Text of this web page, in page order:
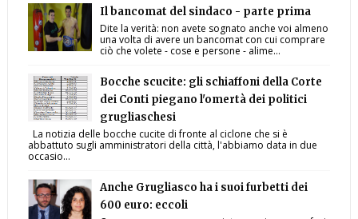
Il bancomat del sindaco - parte prima
Dite la verità: non avete sognato anche voi almeno
una volta di avere un bancomat con cui comprare
ciò che volete - cose e persone - alime...
Bocche scucite: gli schiaffoni della Corte
dei Conti piegano l'omertà dei politici
grugliaschesi
La notizia delle bocche cucite di fronte al ciclone che si è
abbattuto sugli amministratori della città, l'abbiamo data in due
occasio...
Anche Grugliasco ha i suoi furbetti dei
600 euro: eccoli